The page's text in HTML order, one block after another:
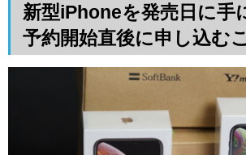
新型iPhoneを発売日に手
予約開始直後に申し込む